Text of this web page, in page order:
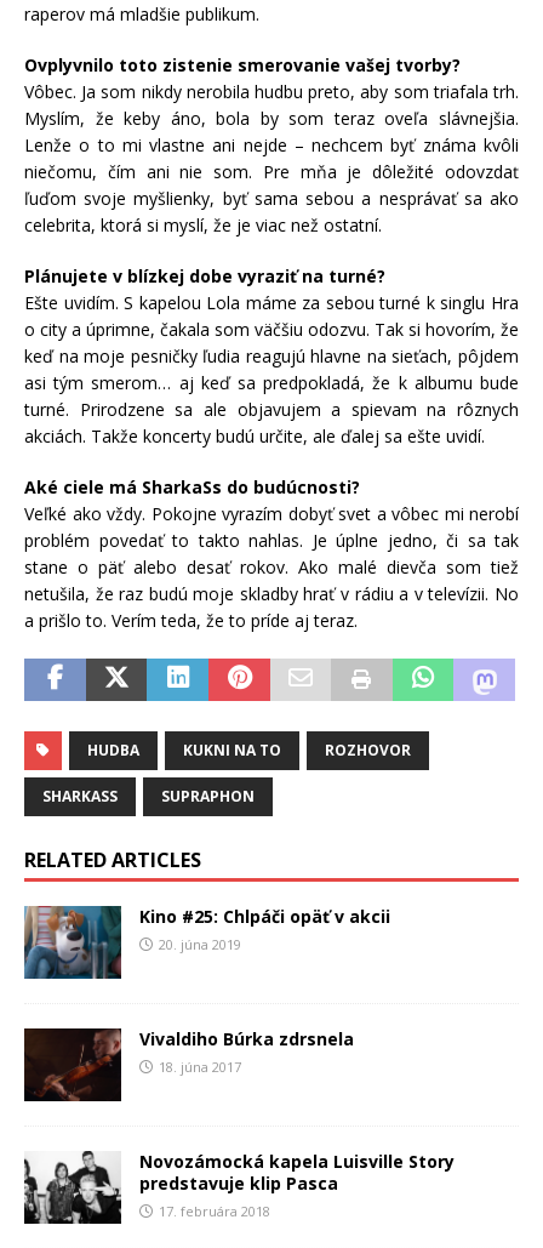
raperov má mladšie publikum.
Ovplyvnilo toto zistenie smerovanie vašej tvorby?
Vôbec. Ja som nikdy nerobila hudbu preto, aby som triafala trh.
Myslím, že keby áno, bola by som teraz oveľa slávnejšia.
Lenže o to mi vlastne ani nejde – nechcem byť známa kvôli
niečomu, čím ani nie som. Pre mňa je dôležité odovzdať
ľuďom svoje myšlienky, byť sama sebou a nesprávať sa ako
celebrita, ktorá si myslí, že je viac než ostatní.
Plánujete v blízkej dobe vyraziť na turné?
Ešte uvidím. S kapelou Lola máme za sebou turné k singlu Hra
o city a úprimne, čakala som väčšiu odozvu. Tak si hovorím, že
keď na moje pesničky ľudia reagujú hlavne na sieťach, pôjdem
asi tým smerom… aj keď sa predpokladá, že k albumu bude
turné. Prirodzene sa ale objavujem a spievam na rôznych
akciách. Takže koncerty budú určite, ale ďalej sa ešte uvidí.
Aké ciele má SharkaSs do budúcnosti?
Veľké ako vždy. Pokojne vyrazím dobyť svet a vôbec mi nerobí
problém povedať to takto nahlas. Je úplne jedno, či sa tak
stane o päť alebo desať rokov. Ako malé dievča som tiež
netušila, že raz budú moje skladby hrať v rádiu a v televízii. No
a prišlo to. Verím teda, že to príde aj teraz.
HUDBA KUKNI NA TO ROZHOVOR
SHARKASS SUPRAPHON
RELATED ARTICLES
Kino #25: Chlpáči opäť v akcii
20. júna 2019
Vivaldiho Búrka zdrsnela
18. júna 2017
Novozámocká kapela Luisville Story
predstavuje klip Pasca
17. februára 2018